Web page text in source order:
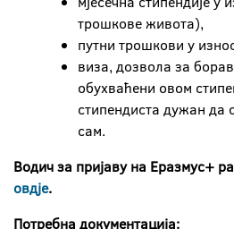
трошкове живота),
путни трошкови у
виза, дозвола за
обухваћени овом
стипендиста дужан да
сам.
Водич за пријаву на Еразмус+
овдје.
Потребна документација: